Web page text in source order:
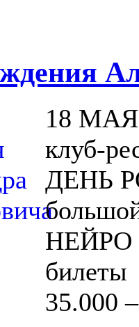
18 МАЯ
клуб-
ДЕНЬ
билеты
35.000